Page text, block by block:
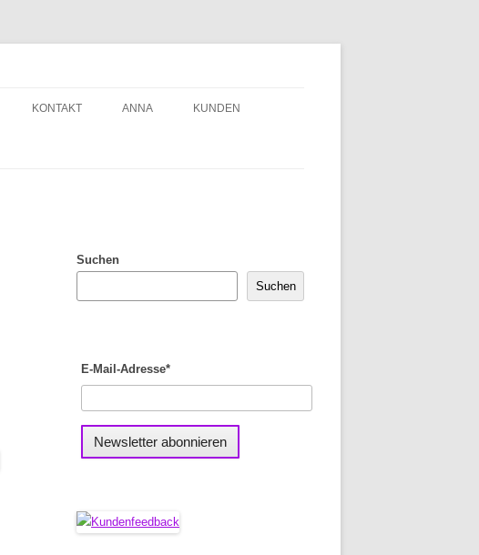
KONTAKT ANNA KUNDEN
Suchen
Suchen
E-Mail-Adresse*